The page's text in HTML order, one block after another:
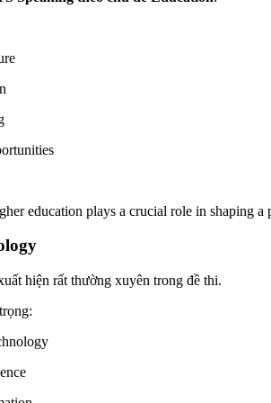
education plays a crucial role in shaping a
hiện rất thường xuyên trong đề thi.